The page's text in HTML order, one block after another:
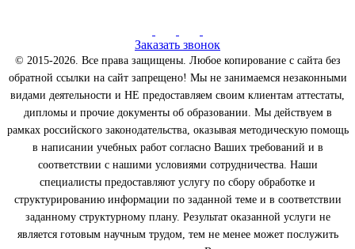
Заказать звонок
© 2015-2026. Все права защищены. Любое копирование с сайта без
обратной ссылки на сайт запрещено! Мы не занимаемся незаконными
видами деятельности и НЕ предоставляем своим клиентам аттестаты,
дипломы и прочие документы об образовании. Мы действуем в
рамках российского законодательства, оказывая методическую помощь
в написании учебных работ согласно Ваших требований и в
соответствии с нашими условиями сотрудничества. Наши
специалисты предоставляют услугу по сбору обработке и
структурированию информации по заданной теме и в соответствии
заданному структурному плану. Результат оказанной услуги не
является готовым научным трудом, тем не менее может послужить